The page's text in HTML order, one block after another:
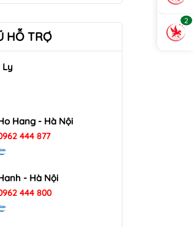
HỖ TRỢ
Ly
Hang - Hà Nội
444 877
- Hà Nội
444 800
2